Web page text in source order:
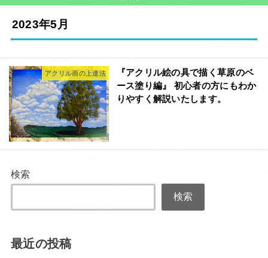
2023年5月
アクリル画の上達法
『アクリル絵の具で描く草原のベ
ース塗り編』 初心者の方にもわか
りやすく解説いたします。
検索
検索
最近の投稿